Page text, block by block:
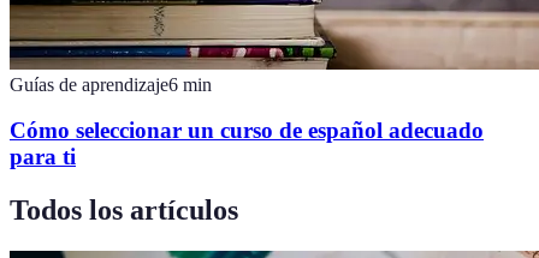
Guías de aprendizaje6 min
Cómo seleccionar un curso de español adecuado
para ti
Todos los artículos